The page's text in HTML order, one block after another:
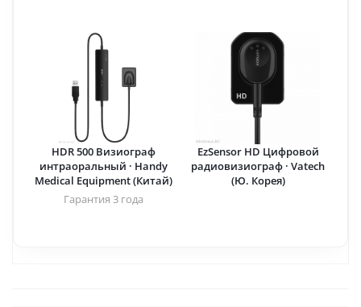
HDR 500 Визиограф
интраоральный · Handy
Medical Equipment (Китай)
Гарантия 3 года
EzSensor HD Цифровой
радиовизиограф · Vatech
(Ю. Корея)